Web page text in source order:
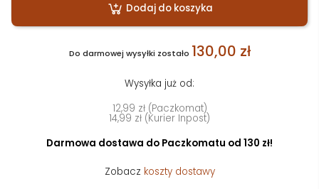
Dodaj do koszyka
Do darmowej wysyłki zostało 130,00 zł
Wysyłka już od:
12,99 zł (Paczkomat)
14,99 zł (Kurier Inpost)
Darmowa dostawa do Paczkomatu od 130 zł!
Zobacz koszty dostawy